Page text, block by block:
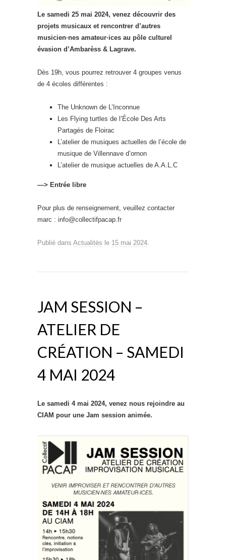
Le samedi 25 mai 2024, venez découvrir des
projets musicaux et rencontrer d’autres
musicien·nes amateur·ices au pôle culturel
évasion d’Ambarèss & Lagrave.
Dès 19h, vous pourrez retrouver 4 groupes venus
de 4 écoles différentes :
The Unknown de L’Inconnue
Les Flying turtles de l’École Des Arts
Partagés de Floirac
L’atelier de musiques actuelles de l’école de
musique de Villennave d’ornon
L’atelier de musique actuelles de A.A.L.C
—> Entrée libre
Pour plus de renseignement, veuillez contacter
marc : info@collectifpacap.fr
Publié dans Actualités le 15 mai 2024
JAM SESSION –
ATELIER DE
CRÉATION – SAMEDI
4 MAI 2024
Le samedi 4 mai 2024, venez nous rejoindre au
CIAM pour une Jam session animée.